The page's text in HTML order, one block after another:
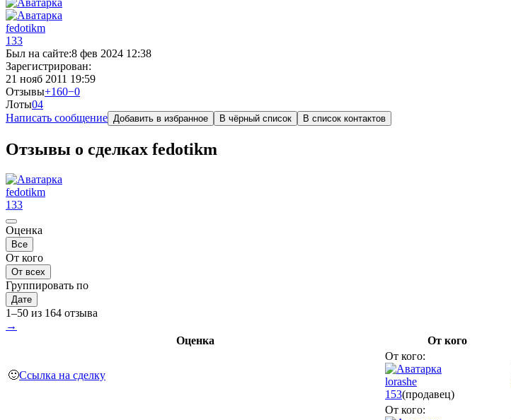
fedotikm
133
Был на сайте:8 фев 2024 12:38
Зарегистрирован:
21 нояб 2011 19:59
Отзывы+160−0
Лоты04
Написать сообщение Добавить в избранное В чёрный список В список контактов
Отзывы о сделках fedotikm
fedotikm
133
Оценка
Все
От кого
От всех
Группировать по
Дате
1–50 из 164 отзыва
→
Оценка
От кого
🙂Ссылка на сделку
От кого:
lorashe
153(продавец)
От кого: